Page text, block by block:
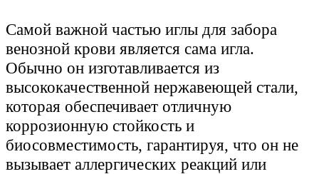
Самой важной частью иглы для забора
венозной крови является сама игла.
Обычно он изготавливается из
высококачественной нержавеющей стали,
которая обеспечивает отличную
коррозионную стойкость и
биосовместимость, гарантируя, что он не
вызывает аллергических реакций или